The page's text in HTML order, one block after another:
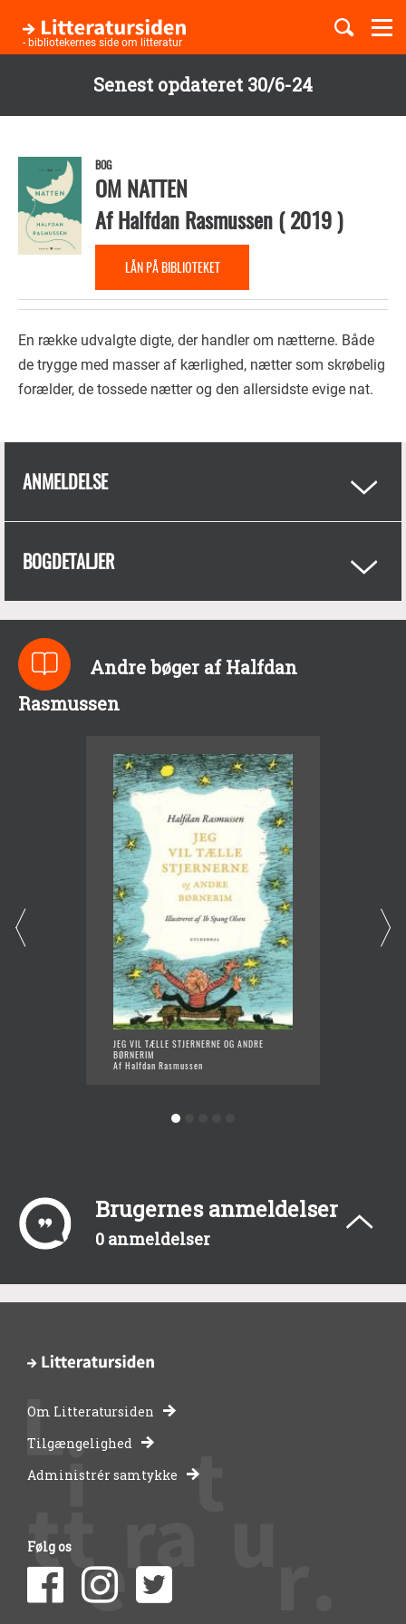
Senest opdateret 30/6-24
hovedindhold
- bibliotekernes side om litteratur
Børnebøger
Temaer
BOG
OM NATTEN
AfHalfdan Rasmussen(2019)
LÅN PÅ BIBLIOTEKET
En række udvalgte digte, der handler om nætterne. Både
de trygge med masser af kærlighed, nætter som skrøbelig
forælder, de tossede nætter og den allersidste evige nat.
ANMELDELSE
BOGDETALJER
Andre bøger af Halfdan
Rasmussen
JEG VIL TÆLLE STJERNERNE OG ANDRE
BØRNERIM
Af Halfdan Rasmussen
Brugernes anmeldelser
0 anmeldelser
-
bibliotekernes
side
om
Om Litteratursiden
Tilgængelighed
Administrér samtykke
Følg os